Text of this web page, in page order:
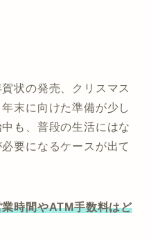
状の発売、クリスマス
末に向けた準備が少し
も、普段の生活にはな
要になるケースが出て
時間やATM手数料はど